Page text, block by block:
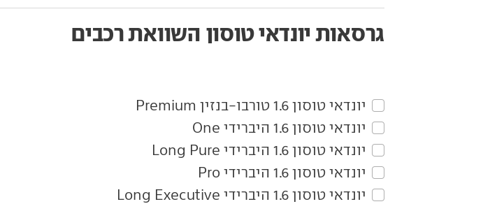
גרסאות יונדאי טוסון השוואת רכבים
יונדאי‏ טוסון‏ 1.6 טורבו-בנזין Premium
יונדאי‏ טוסון‏ 1.6 היברידי One
יונדאי‏ טוסון‏ 1.6 היברידי Long Pure
יונדאי‏ טוסון‏ 1.6 היברידי Pro
יונדאי‏ טוסון‏ 1.6 היברידי Long Executive